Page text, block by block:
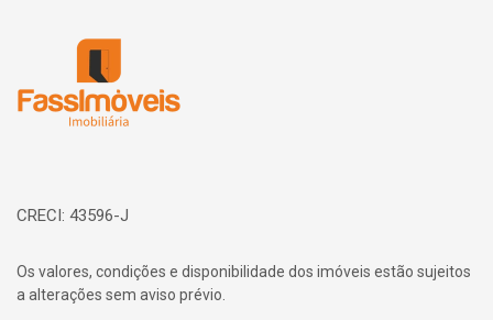
CRECI: 43596-J
Os valores, condições e disponibilidade dos imóveis estão sujeitos
a alterações sem aviso prévio.